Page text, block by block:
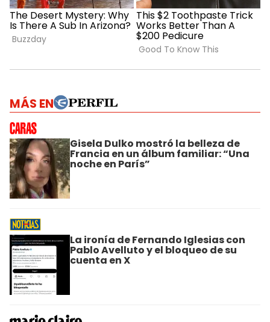
MÁS EN
Gisela Dulko mostró la belleza de
Francia en un álbum familiar: “Una
noche en París”
La ironía de Fernando Iglesias con
Pablo Avelluto y el bloqueo de su
cuenta en X